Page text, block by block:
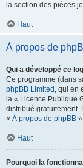
la section des pièces
Haut
À propos de
Qui a développé ce
Ce programme (dans
phpBB Limited , qui en
la « Licence Publique
distribué gratuitement.
« À propos de phpBB
Haut
Pourquoi la